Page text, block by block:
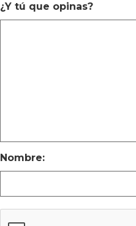
¿Y tú que opinas?
Nombre: